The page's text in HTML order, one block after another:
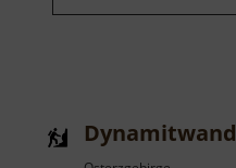
Dynamitwand